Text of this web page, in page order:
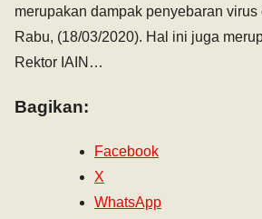
merupakan dampak penyebaran
Rabu, (18/03/2020). Hal ini juga
Rektor IAIN…
Bagikan:
Facebook
X
WhatsApp